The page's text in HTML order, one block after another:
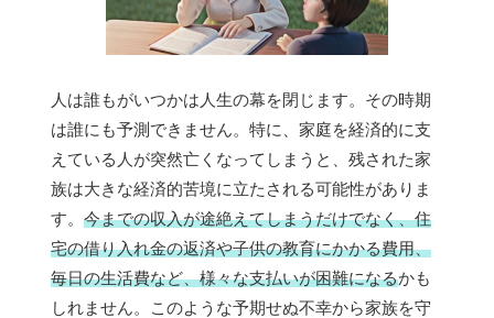
人は誰もがいつかは人生の幕を閉じます。その時期
は誰にも予測できません。特に、家庭を経済的に支
えている人が突然亡くなってしまうと、残された家
族は大きな経済的苦境に立たされる可能性がありま
す。 今までの収入が途絶えてしまうだけでなく、住
宅の借り入れ金の返済や子供の教育にかかる費用、
毎日の生活費など、様々な支払いが困難になるかも
しれません。このような予期せぬ不幸から家族を守